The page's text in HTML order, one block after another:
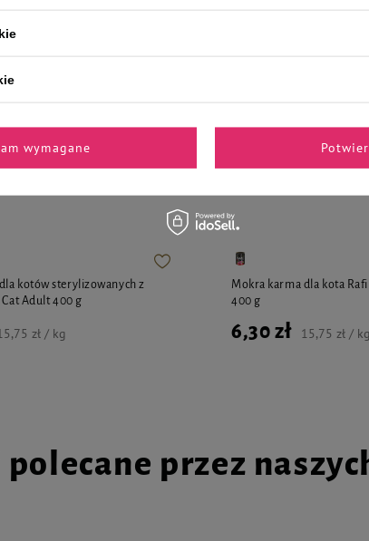
zł / kg
dla Ciebie i
kotów sterylizowanych z
Adult 400 g
zł / kg
Mokra karma dla kota
400 g
6,30 zł 15,75 zł / kg
przez
wymagane